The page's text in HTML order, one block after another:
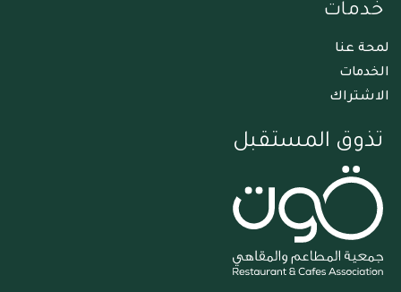
خدمات
لمحة عنا
الخدمات
الاشتراك
تذوق المستقبل